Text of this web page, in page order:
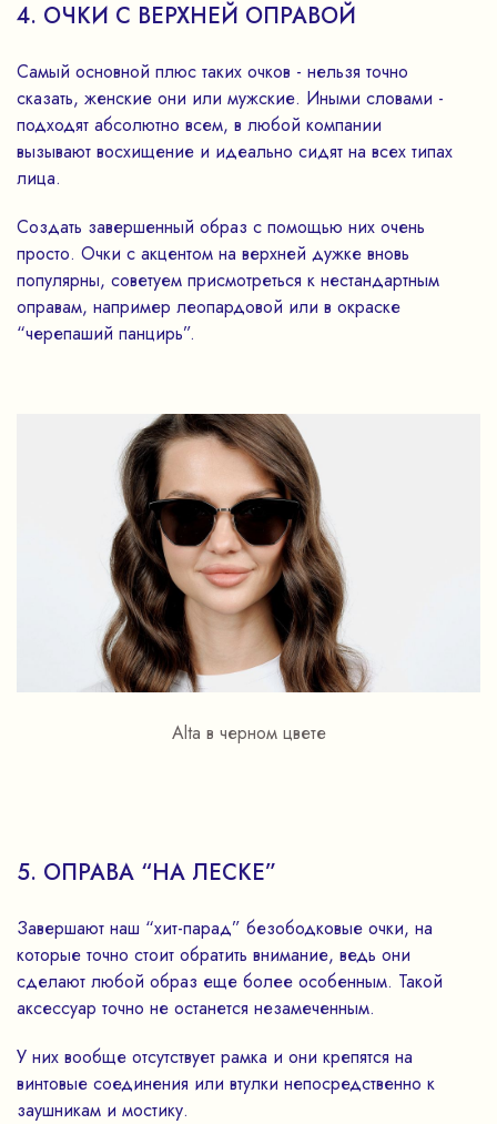
4. ОЧКИ С ВЕРХНЕЙ ОПРАВОЙ
Самый основной плюс таких очков - нельзя точно
сказать, женские они или мужские. Иными словами -
подходят абсолютно всем, в любой компании
вызывают восхищение и идеально сидят на всех типах
лица.
Создать завершенный образ с помощью них очень
просто. Очки с акцентом на верхней дужке вновь
популярны, советуем присмотреться к нестандартным
оправам, например леопардовой или в окраске
“черепаший панцирь”.
Alta в черном цвете
5. ОПРАВА “НА ЛЕСКЕ”
Завершают наш “хит-парад” безободковые очки, на
которые точно стоит обратить внимание, ведь они
сделают любой образ еще более особенным. Такой
аксессуар точно не останется незамеченным.
У них вообще отсутствует рамка и они крепятся на
винтовые соединения или втулки непосредственно к
заушникам и мостику.